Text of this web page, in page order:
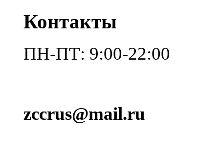
Контакты
ПН-ПТ: 9:00-22:00
zccrus@mail.ru